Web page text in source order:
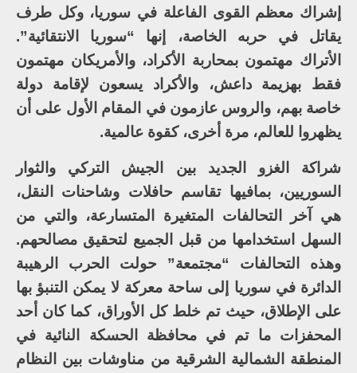
إشراك معظم القوى الفاعلة في سوريا، وكل طرف
يقاتل في حربه الخاصة، إنها “سوريا الانتقائية”.
الأتراك مهتمون بمحاربة الأكراد، والأمريكان مهتمون
فقط بهزيمة داعش، والأكراد يسعون لإقامة دولة
خاصة بهم، والروس عازمون في المقام الأول على أن
يظهروا للعالم، مرة أخرى، كقوة عالمية.
شراكة الغزو الجديد بين الجيش التركي والثوار
السوريين، بمافيها تقاسم حافلات وشاحنات النقل،
هي آخر التحالفات المتغيرة المتسارعة، والتي من
السهل استخدامها من قبل الجميع لتحقيق مصالحهم.
وهذه التحالفات “مجتمعة” حولت الحرب الرهيبة
الدائرة في سوريا إلى ساحة معركة لا يمكن التنبؤ بها
على الإطلاق، حيث تم خلط كل الأوراق، كما كان أحد
المحفزات ما تم في محافظة الحسكة النائية في
المنطقة الشمالية الشرقية من مناوشات بين النظام